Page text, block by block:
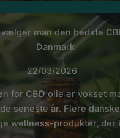
man den bedste
Danmark
22/03/2026
for CBD olie er vokset
seneste år. Flere
wellness-produkter, der